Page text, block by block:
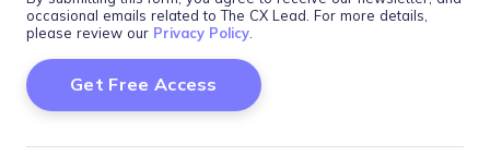
occasional emails related to The CX Lead. For more details,
please review our Privacy Policy.